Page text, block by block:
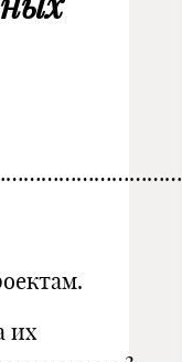
их